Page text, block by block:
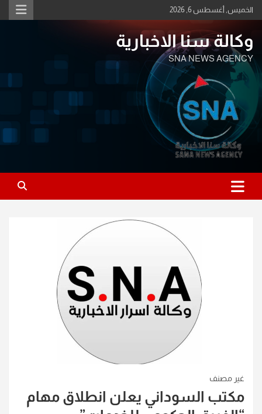
Skip
to
الخميس, أغسطس 6, 2026
وكالة سنا الاخبارية
SNA NEWS AGENCY
غير مصنف
مكتب السوداني يعلن انطلاق مهام